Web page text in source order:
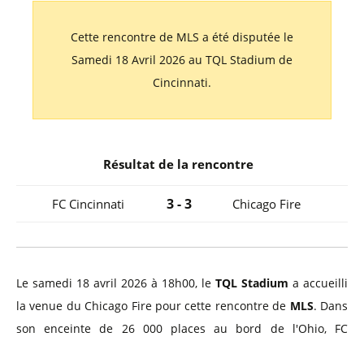
Cette rencontre de MLS a été disputée le
Samedi 18 Avril 2026 au TQL Stadium de
Cincinnati.
Résultat de la rencontre
FC Cincinnati 3 - 3 Chicago Fire
Le samedi 18 avril 2026 à 18h00, le TQL Stadium a accueilli
la venue du Chicago Fire pour cette rencontre de MLS. Dans
son enceinte de 26 000 places au bord de l'Ohio, FC